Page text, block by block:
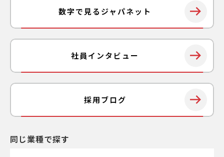
副業はできますか
採用基準について
応募資格を満たしていないのですが応募でき
ますか
数字で見るジャパネット
社員インタビュー
採用ブログ
同じ業種で探す